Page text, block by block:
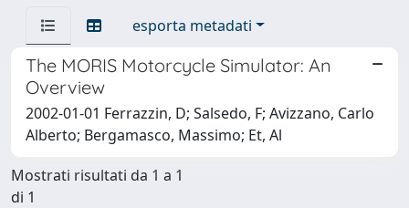
esporta metadati
The MORIS Motorcycle Simulator: An
Overview
2002-01-01 Ferrazzin, D; Salsedo, F; Avizzano, Carlo
Alberto; Bergamasco, Massimo; Et, Al
Mostrati risultati da 1 a 1
di 1